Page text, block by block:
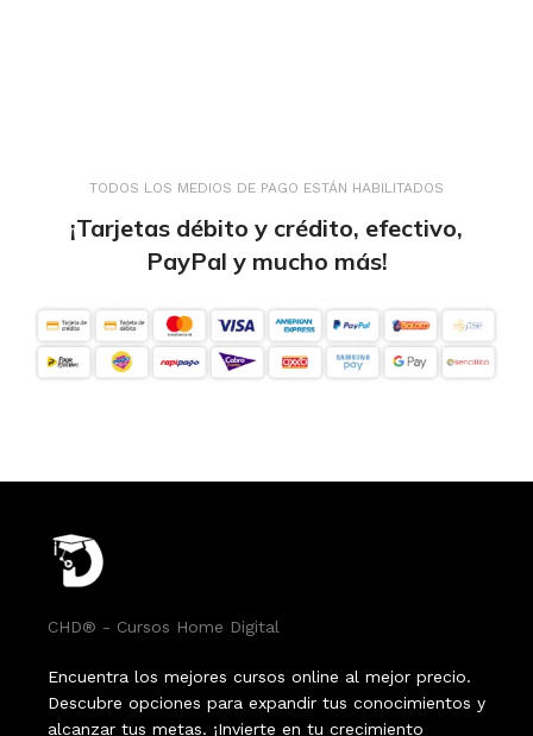
TODOS LOS MEDIOS DE PAGO ESTÁN HABILITADOS
¡Tarjetas débito y crédito, efectivo,
PayPal y mucho más!
CHD® - Cursos Home Digital
Encuentra los mejores cursos online al mejor precio.
Descubre opciones para expandir tus conocimientos y
alcanzar tus metas. ¡Invierte en tu crecimiento